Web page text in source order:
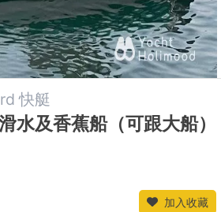
快艇
水及香蕉船（可跟大船）
加入收藏